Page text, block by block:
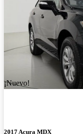
¡Nuevo!
2017 Acura MDX